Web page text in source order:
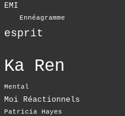
EMI
Ennéagramme
esprit
Ka Ren
Mental
Moi Réactionnels
Patricia Hayes